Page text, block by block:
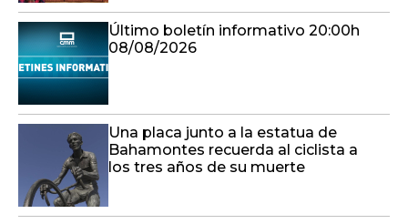
Último boletín informativo 20:00h
08/08/2026
Una placa junto a la estatua de
Bahamontes recuerda al ciclista a
los tres años de su muerte